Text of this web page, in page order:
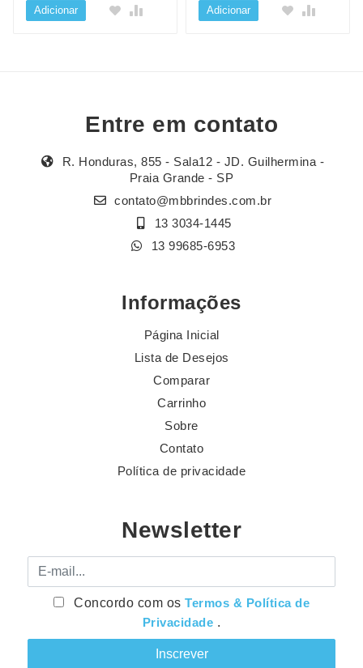
Adicionar Adicionar
Entre em contato
R. Honduras, 855 - Sala12 - JD. Guilhermina -
Praia Grande - SP
contato@mbbrindes.com.br
13 3034-1445
13 99685-6953
Informações
Página Inicial
Lista de Desejos
Comparar
Carrinho
Sobre
Contato
Política de privacidade
Newsletter
E-mail
Concordo com osTermos & Política de
Privacidade .